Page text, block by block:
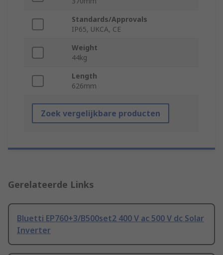
Standards/Approvals
IP65, UKCA, CE
Weight
44kg
Length
626mm
Zoek vergelijkbare producten
Gerelateerde Links
Bluetti EP760+3/B500set2 400 V ac 500 V dc Solar
Inverter